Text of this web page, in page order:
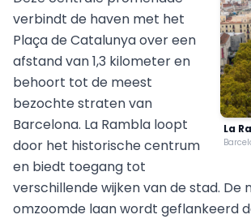
La
verbindt de haven met het
Plaça de Catalunya over een
afstand van 1,3 kilometer en
behoort tot de meest
bezochte straten van
Barcelona. La Rambla loopt
door het historische centrum
en biedt toegang tot
verschillende wijken van de stad. De
omzoomde laan wordt geflankeerd